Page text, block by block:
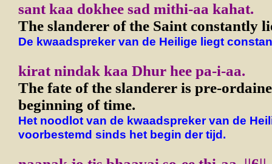
sant kaa dokhee sad mithi-aa kahat.
The slanderer of the Saint constantly
De kwaadspreker van de Heilige liegt
kirat nindak kaa Dhur hee pa-i-aa.
The fate of the slanderer is pre-
beginning of time.
Het noodlot van de kwaadspreker van de
voorbestemd sinds het begin der tijd.